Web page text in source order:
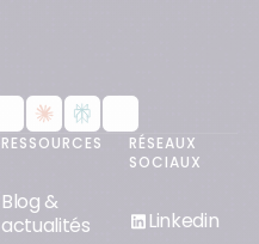
RESSOURCES
Blog &
actualités
RÉSEAUX
SOCIAUX
Linkedin